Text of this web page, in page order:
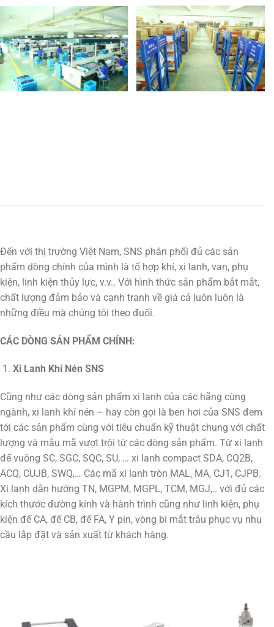
Đến với thị trường Việt Nam, SNS phân phối đủ các sản
phẩm dòng chính của mình là tổ hợp khí, xi lanh, van, phụ
kiện, linh kiện thủy lực, v.v.. Với hình thức sản phẩm bắt mắt,
chất lượng đảm bảo và cạnh tranh về giá cả luôn luôn là
những điều mà chúng tôi theo đuổi.
CÁC DÒNG SẢN PHẨM CHÍNH:
Xi Lanh Khí Nén SNS
Cũng như các dòng sản phẩm xi lanh của các hãng cùng
ngành, xi lanh khí nén – hay còn gọi là ben hơi của SNS đem
tới các sản phẩm cùng với tiêu chuẩn kỹ thuật chung với chất
lượng và mẫu mã vượt trội từ các dòng sản phẩm. Từ xi lanh
đế vuông SC, SGC, SQC, SU, … xi lanh compact SDA, CQ2B,
ACQ, CUJB, SWQ,… Các mã xi lanh tròn MAL, MA, CJ1, CJPB.
Xi lanh dẫn hướng TN, MGPM, MGPL, TCM, MGJ,.. với đủ các
kích thước đường kính và hành trình cũng như linh kiện, phụ
kiện đế CA, đế CB, đế FA, Y pin, vòng bi mắt trâu phục vụ nhu
cầu lắp đặt và sản xuất từ khách hàng.